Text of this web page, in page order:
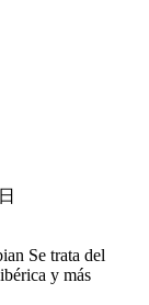
Se trata del
y más